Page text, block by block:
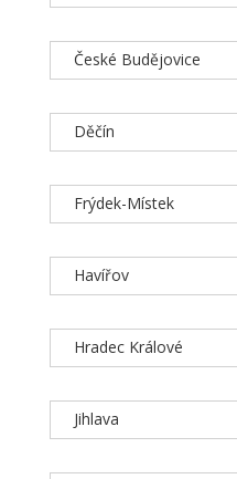
České Budějovice
Děčín
Frýdek-Místek
Havířov
Hradec Králové
Jihlava